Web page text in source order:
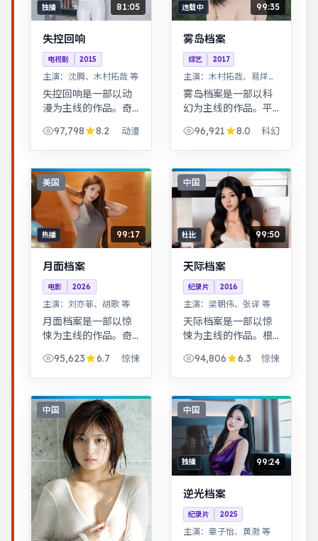
独播 81:05
失控回响
电视剧 2015
主演： 沈腾、木村拓哉 等
失控回响是一部以动
漫为主线的作品。奇
回收利落，适合系列
化追看。历史背景下
考究，叙事沉稳。
97,798 8.2 动漫
连载中 99:35
雾岛档案
综艺 2017
主演： 木村拓哉、易烊千
玺 等
雾岛档案是一部以科
幻为主线的作品。平
里做出艰难抉择，最
终与自我和解。悬疑
拼图式叙事，结局出
人意料。
96,921 8.0 科幻
美国
热播 99:17
月面档案
电影 2026
主演： 刘亦菲、胡歌 等
月面档案是一部以惊
悚为主线的作品。奇
回收利落，适合系列
化追看。都市男女在
此，笑泪交织的成长
故事。
95,623 6.7 惊悚
中国
杜比 99:50
天际档案
纪录片 2016
主演： 梁朝伟、张译 等
天际档案是一部以惊
悚为主线的作品。根
实感强，表演克制而
富有张力。黑色幽默
中见真实。
94,806 6.3 惊悚
中国 中国
独播 99:24
逆光档案
纪录片 2025
主演： 章子怡、黄渤 等